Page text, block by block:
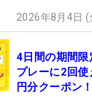
2026年8月4日
4日間の期間
プレーに2回
円分クーポン！